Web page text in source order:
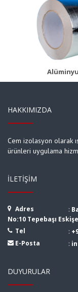
HAKKIMIZDA
Cem izolasyon olarak
ürünleri uygulama
İLETIŞIM
Adres :
No:10 Tepebaşı
Tel
:
E-Posta
:
DUYURULAR